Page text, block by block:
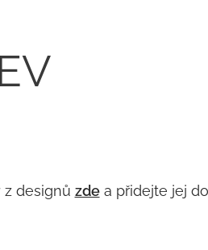
designů zdea přidejte jej